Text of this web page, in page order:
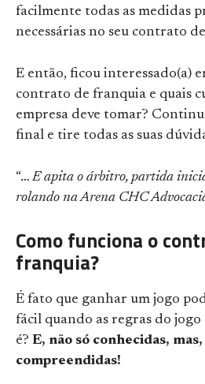
facilmente todas as medidas
necessárias no seu contrato
E então, ficou interessado(a)
contrato de franquia e quais
empresa deve tomar?
final e tire todas as suas
“… E apita o árbitro, partida
rolando na Arena CHC
Como funciona o
franquia?
É fato que ganhar um jogo
fácil quando as regras do jogo
é? E, não só conhecidas,
compreendidas!